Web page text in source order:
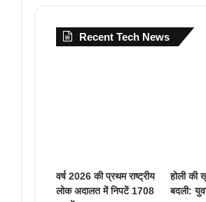
Recent Tech News
वर्ष 2026 की प्रथम राष्ट्रीय
लोक अदालत में निपटें 1708
होली की
बदली: